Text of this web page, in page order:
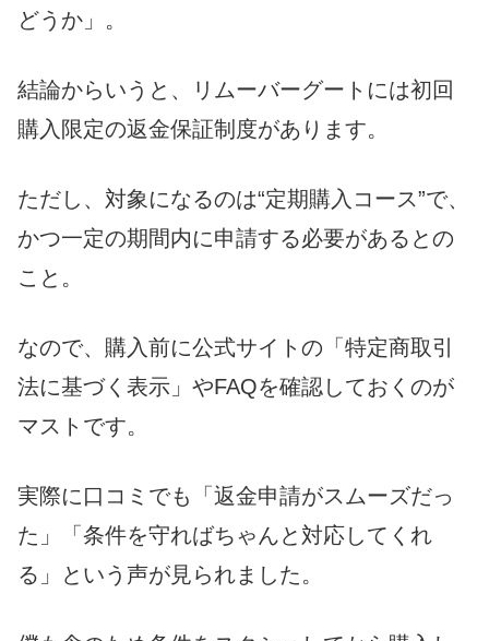
どうか」。
結論からいうと、リムーバーグートには初回
購入限定の返金保証制度があります。
ただし、対象になるのは“定期購入コース”で、
かつ一定の期間内に申請する必要があるとの
こと。
なので、購入前に公式サイトの「特定商取引
法に基づく表示」やFAQを確認しておくのが
マストです。
実際に口コミでも「返金申請がスムーズだっ
た」「条件を守ればちゃんと対応してくれ
る」という声が見られました。